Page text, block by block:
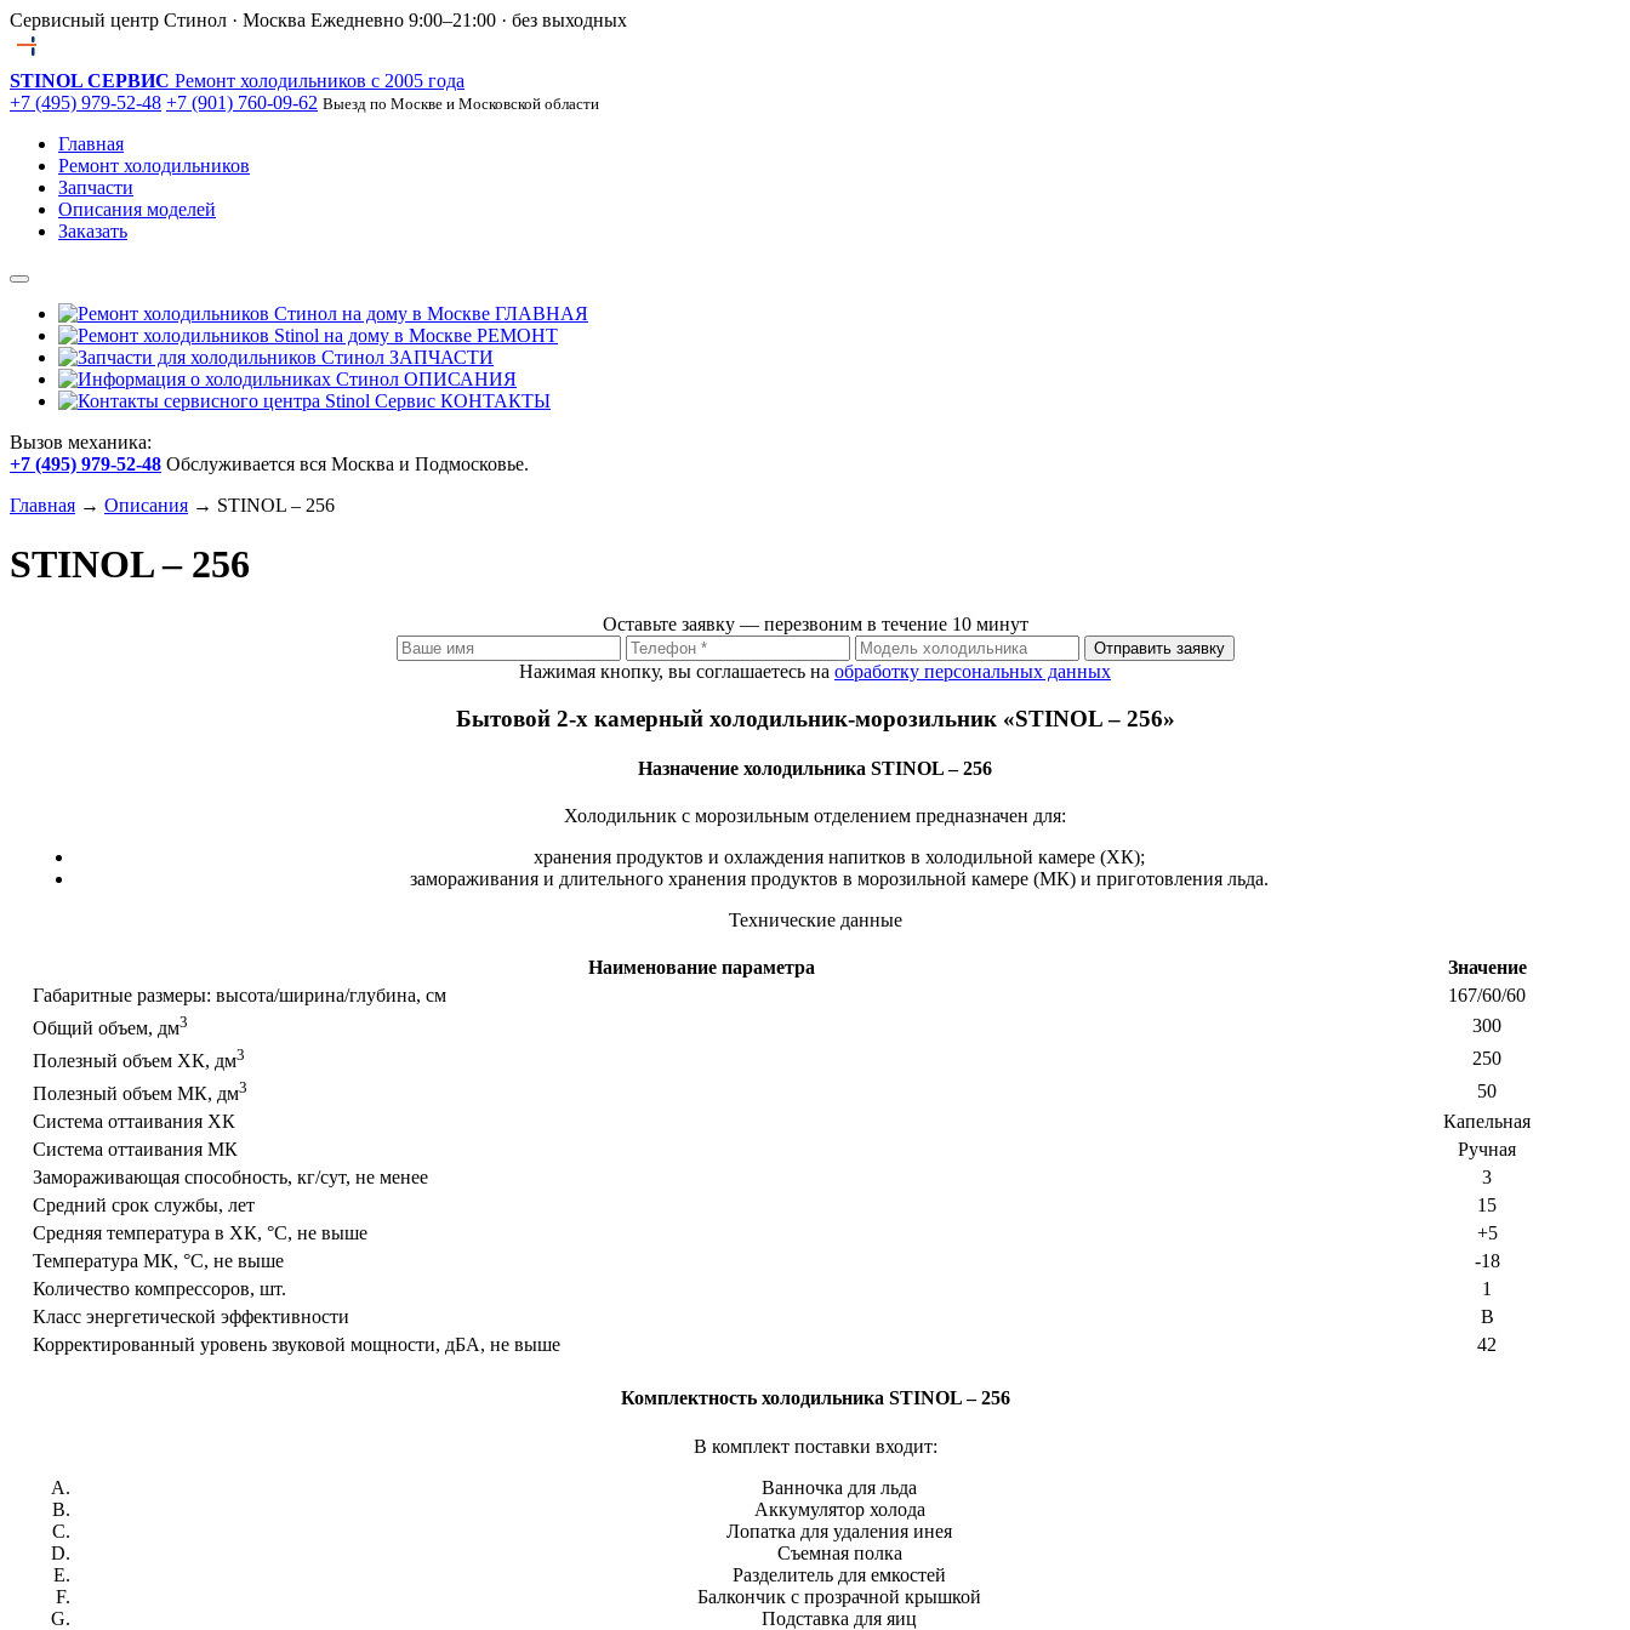
Сервисный центр Стинол · Москва Ежедневно 9:00–21:00 · без выходных
STINOL СЕРВИС Ремонт холодильников с 2005 года
+7 (495) 979-52-48 +7 (901) 760-09-62 Выезд по Москве и Московской области
Главная
Ремонт холодильников
Запчасти
Описания моделей
Заказать
ГЛАВНАЯ
РЕМОНТ
ЗАПЧАСТИ
ОПИСАНИЯ
КОНТАКТЫ
Вызов механика:
+7 (495) 979-52-48 Обслуживается вся Москва и Подмосковье.
Главная → Описания → STINOL – 256
STINOL – 256
Оставьте заявку — перезвоним в течение 10 минут
Отправить заявку
Нажимая кнопку, вы соглашаетесь на обработку персональных данных
Бытовой 2-х камерный холодильник-морозильник «STINOL – 256»
Назначение холодильника STINOL – 256
Холодильник с морозильным отделением предназначен для:
хранения продуктов и охлаждения напитков в холодильной камере (ХК);
замораживания и длительного хранения продуктов в морозильной камере (МК) и приготовления льда.
Технические данные
Наименование параметра
Значение
Габаритные размеры: высота/ширина/глубина, см
167/60/60
Общий объем, дм3
300
Полезный объем ХК, дм3
250
Полезный объем МК, дм3
50
Система оттаивания ХК
Капельная
Система оттаивания МК
Ручная
Замораживающая способность, кг/сут, не менее
3
Средний срок службы, лет
15
Средняя температура в ХК, °С, не выше
+5
Температура МК, °С, не выше
-18
Количество компрессоров, шт.
1
Класс энергетической эффективности
В
Корректированный уровень звуковой мощности, дБА, не выше
42
Комплектность холодильника STINOL – 256
В комплект поставки входит:
Ванночка для льда
Аккумулятор холода
Лопатка для удаления инея
Съемная полка
Разделитель для емкостей
Балкончик с прозрачной крышкой
Подставка для яиц